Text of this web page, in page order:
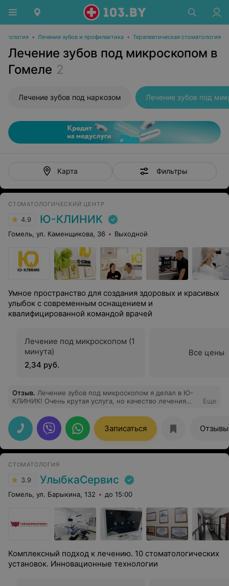
• Лечение зубов и профилактика • Терапевтическая стоматология
Лечение зубов под микроскопом в
Гомеле 2
Лечение зубов под наркозом Лечение зубов под
Карта Фильтры
СТОМАТОЛОГИЧЕСКИЙ ЦЕНТР
4.9 Ю-КЛИНИК
Гомель, ул. Каменщикова, 36 Выходной
Умное пространство для создания здоровых и красивых
улыбок с современным оснащением и
квалифицированной командой врачей
Лечение под микроскопом (1
минута)
2,34 руб.
Все цены
Отзыв. Лечение зубов под микроскопом я делал в Ю-
КЛИНИК! Очень крутая услуга, но качество лечения
именно под микроскопом, чтобы пломбировка каналов
не беспокоила больше. Спасибо!
Еще
Записаться Отзывы
СТОМАТОЛОГИЯ
3.9 УлыбкаСервис
Гомель, ул. Барыкина, 132 до 15:00
Комплексный подход к лечению. 10 стоматологических
установок. Инновационные технологии